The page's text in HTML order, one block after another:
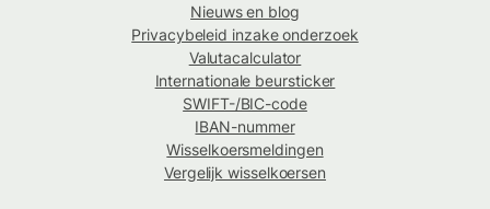
Nieuws en blog
Privacybeleid inzake onderzoek
Valutacalculator
Internationale beursticker
SWIFT-/BIC-code
IBAN-nummer
Wisselkoersmeldingen
Vergelijk wisselkoersen